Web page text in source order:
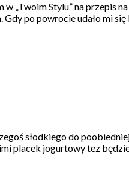
„Twoim Stylu” na przepis
po powrocie udało mi
słodkiego do
placek jogurtowy tez